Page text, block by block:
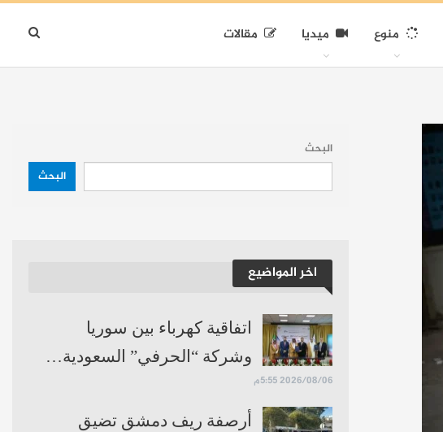
منوع ميديا مقالات
البحث
البحث
اخر المواضيع
اتفاقية كهرباء بين سوريا
وشركة “الحرفي” السعودية…
2026/08/06 5:55م
أرصفة ريف دمشق تضيق